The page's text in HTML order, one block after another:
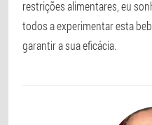
restrições alimentares, eu
todos a experimentar esta
garantir a sua eficácia.